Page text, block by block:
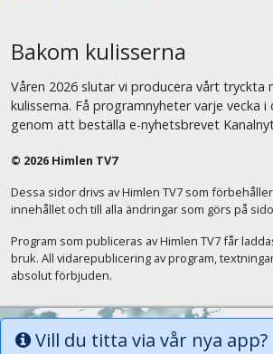
Bakom kulisserna
Våren 2026 slutar vi producera vårt tryckta
kulisserna. Få programnyheter varje vecka
genom att beställa e-nyhetsbrevet
Vill du titta via vår nya app?
© 2026 Himlen TV7
Dessa sidor drivs av Himlen TV7 som
innehållet och till alla ändringar som görs på
Program som publiceras av Himlen TV7 får
bruk. All vidarepublicering av program,
absolut förbjuden.